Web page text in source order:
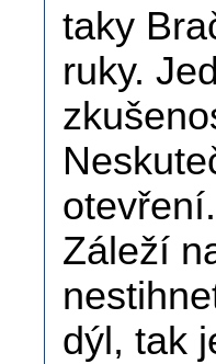
taky
ruky.
otevření.
Záleží
dýl, tak